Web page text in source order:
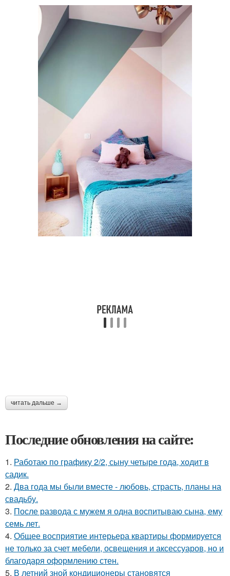
читать дальше →
Последние обновления на сайте:
1. Работаю по графику 2/2, сыну четыре года, ходит в
садик.
2. Два года мы были вместе - любовь, страсть, планы на
свадьбу.
3. После развода с мужем я одна воспитываю сына, ему
семь лет.
4. Общее восприятие интерьера квартиры формируется
не только за счет мебели, освещения и аксессуаров, но и
благодаря оформлению стен.
5. В летний зной кондиционеры становятся